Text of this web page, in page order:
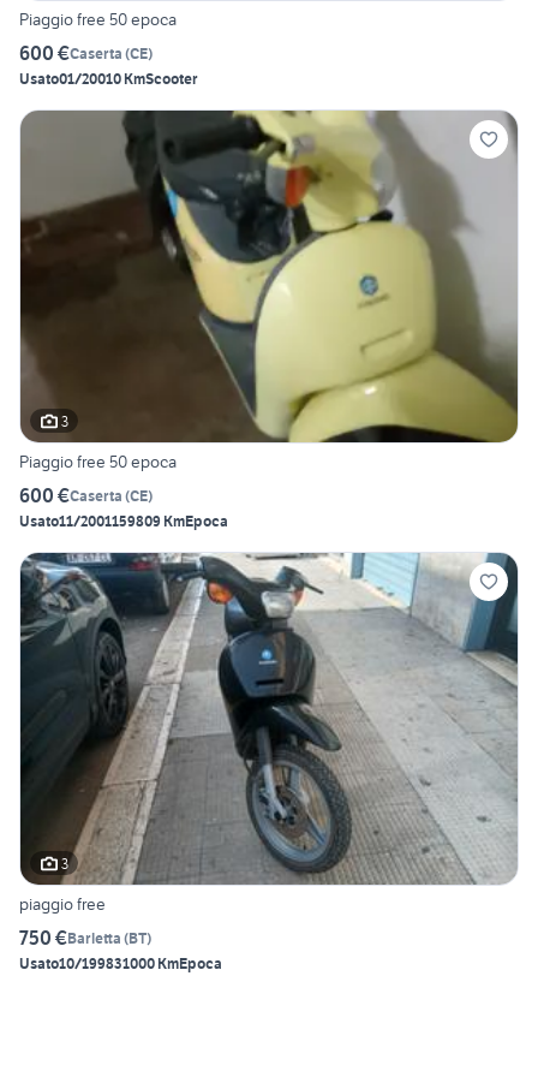
Piaggio free 50 epoca
600 €Caserta (CE)
Usato01/20010 KmScooter
3
Piaggio free 50 epoca
600 €Caserta (CE)
Usato11/2001159809 KmEpoca
3
piaggio free
750 €Barletta (BT)
Usato10/199831000 KmEpoca